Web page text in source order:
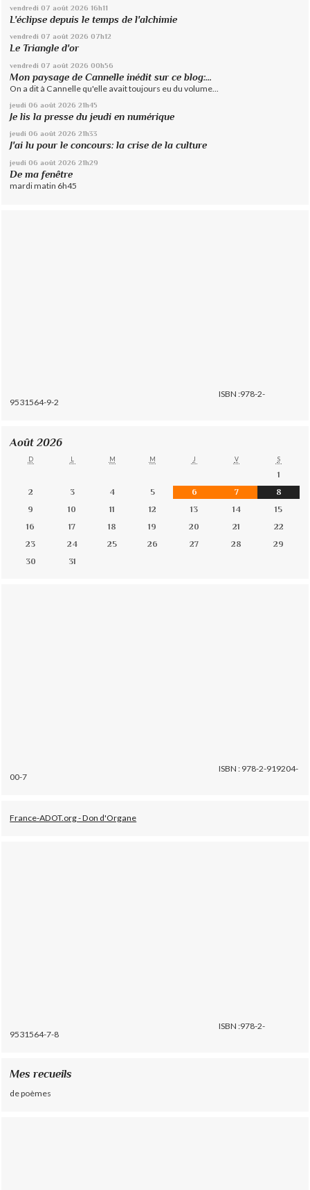
vendredi 07 août 2026 16h11
L'éclipse depuis le temps de l'alchimie
vendredi 07 août 2026 07h12
Le Triangle d'or
vendredi 07 août 2026 00h56
Mon paysage de Cannelle inédit sur ce blog:...
On a dit à Cannelle qu'elle avait toujours eu du volume...
jeudi 06 août 2026 21h45
Je lis la presse du jeudi en numérique
jeudi 06 août 2026 21h33
J'ai lu pour le concours: la crise de la culture
jeudi 06 août 2026 21h29
De ma fenêtre
mardi matin 6h45
ISBN :978-2-
9531564-9-2
Août 2026
D L M M J V S
1
2
3 4 5 6 7
8
9
10 11 12 13 14
15
16
17 18 19 20 21
22
23
24 25 26 27 28
29
30
31
ISBN : 978-2-919204-
00-7
France-ADOT.org - Don d'Organe
ISBN :978-2-
9531564-7-8
Mes recueils
de poèmes